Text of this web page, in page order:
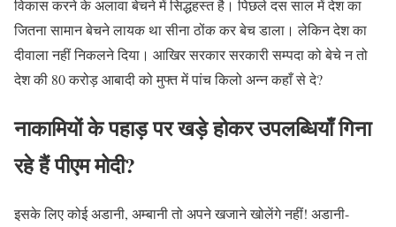
विकास करने के अलावा बेचने में सिद्धहस्त है। पिछले दस साल में देश का
जितना सामान बेचने लायक था सीना ठोंक कर बेच डाला। लेकिन देश का
दीवाला नहीं निकलने दिया। आखिर सरकार सरकारी सम्पदा को बेचे न तो
देश की 80 करोड़ आबादी को मुफ्त में पांच किलो अन्न कहाँ से दे?
नाकामियों के पहाड़ पर खड़े होकर उपलब्धियाँ गिना
रहे हैं पीएम मोदी?
इसके लिए कोई अडानी, अम्बानी तो अपने खजाने खोलेंगे नहीं! अडानी-